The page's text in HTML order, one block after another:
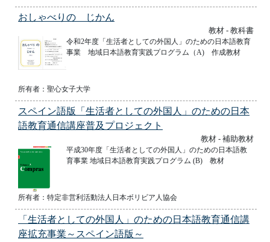
おしゃべりの じかん
教材 - 教科書
令和2年度「生活者としての外国人」のための日本語教育
事業 地域日本語教育実践プログラム（A) 作成教材
所有者：聖心女子大学
スペイン語版「生活者としての外国人」のための日本
語教育通信講座普及プロジェクト
教材 - 補助教材
平成30年度「生活者としての外国人」のための日本語教
育事業 地域日本語教育実践プログラム (B) 教材
所有者：特定非営利活動法人日本ボリビア人協会
「生活者としての外国人」のための日本語教育通信講
座拡充事業～スペイン語版～